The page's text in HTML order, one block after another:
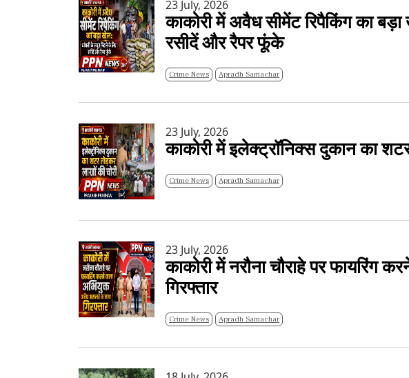
23 July, 2026
काकोरी में अवैध सीमेंट रिपैकिंग का
रसीदें और रैपर फूंके
Crime News Apradh Samachar
23 July, 2026
काकोरी में इलेक्ट्रॉनिक्स दुकान का
Crime News Apradh Samachar
23 July, 2026
काकोरी में नरौना चौराहे पर
गिरफ्तार
Crime News Apradh Samachar